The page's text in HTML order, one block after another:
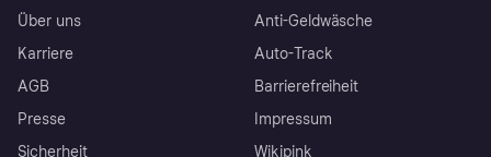
Über uns
Karriere
AGB
Presse
Sicherheit
Anti-Geldwäsche
Auto-Track
Barrierefreiheit
Impressum
Wikipink